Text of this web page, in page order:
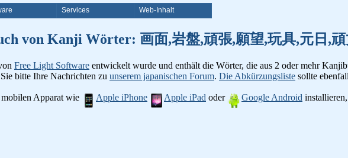
Services Web-Inhalt
von Kanji Wörter: 画面,岩盤,頑張,願望,玩具,元日,
Free Light Software entwickelt wurde und enthält die Wörter, die aus 2 oder mehr
bitte Ihre Nachrichten zu unserem japanischen Forum. Die Abkürzungsliste sollte
Apparat wie Apple iPhone Apple iPad oder Google Android